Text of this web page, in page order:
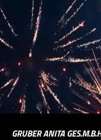
GRUBER ANITA